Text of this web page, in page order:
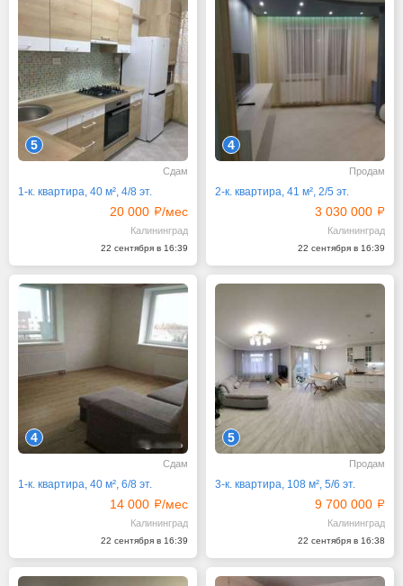
5
Сдам
1-к. квартира, 40 м², 4/8 эт.
20 000 /мес
Калининград
22 сентября в 16:39
4
Продам
2-к. квартира, 41 м², 2/5 эт.
3 030 000
Калининград
22 сентября в 16:39
4
Сдам
1-к. квартира, 40 м², 6/8 эт.
14 000 /мес
Калининград
22 сентября в 16:39
5
Продам
3-к. квартира, 108 м², 5/6 эт.
9 700 000
Калининград
22 сентября в 16:38